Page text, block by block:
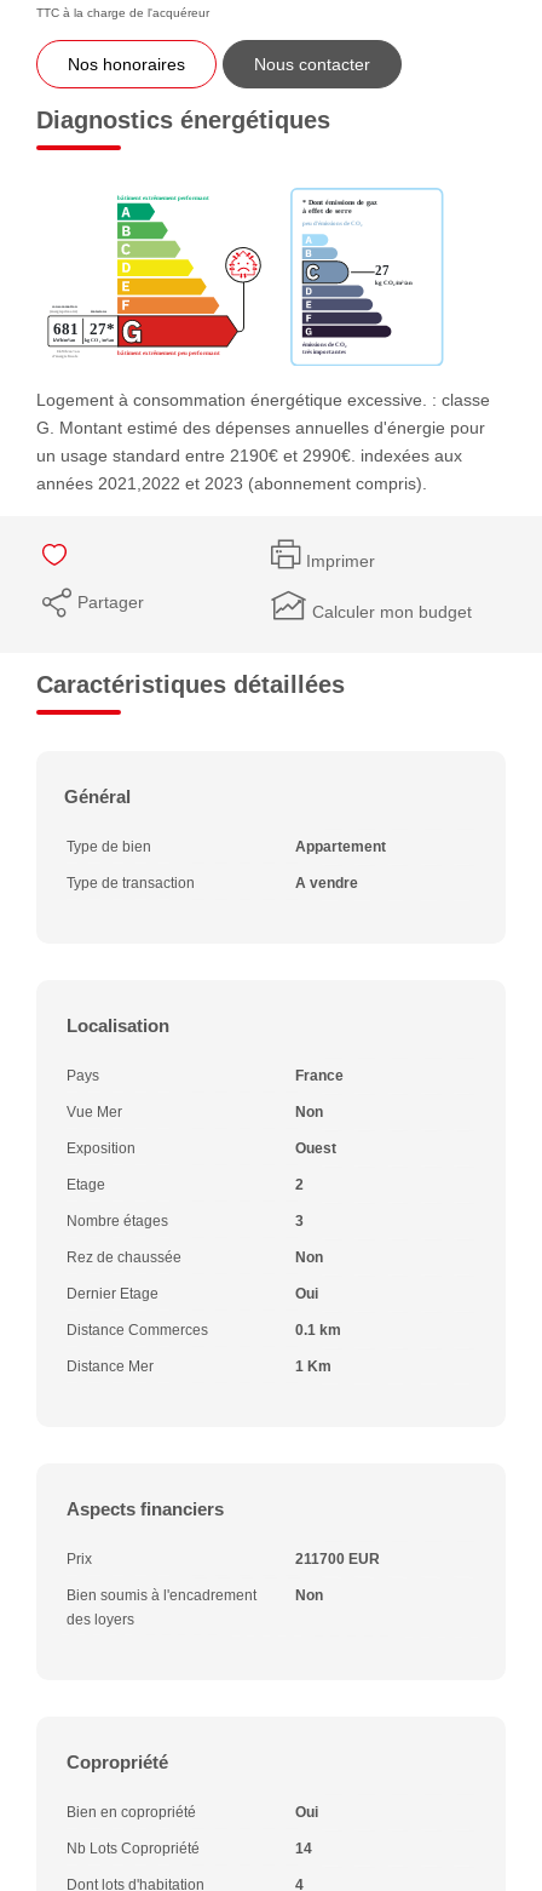
TTC à la charge de l'acquéreur
Nos honoraires Nous contacter
Diagnostics énergétiques
Logement à consommation énergétique excessive. : classe
G. Montant estimé des dépenses annuelles d'énergie pour
un usage standard entre 2190€ et 2990€. indexées aux
années 2021,2022 et 2023 (abonnement compris).
Imprimer
Partager Calculer mon budget
Caractéristiques détaillées
Général
Type de bien Appartement
Type de transaction A vendre
Localisation
Pays France
Vue Mer Non
Exposition Ouest
Etage 2
Nombre étages 3
Rez de chaussée Non
Dernier Etage Oui
Distance Commerces 0.1 km
Distance Mer 1 Km
Aspects financiers
Prix 211700 EUR
Bien soumis à l'encadrement
des loyers
Non
Copropriété
Bien en copropriété Oui
Nb Lots Copropriété 14
Dont lots d'habitation 4